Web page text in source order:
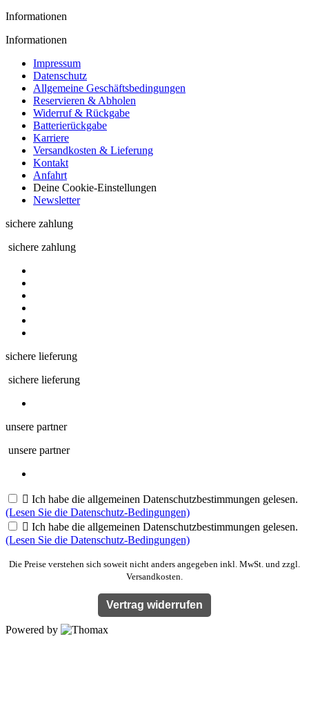
Informationen
Informationen
Impressum
Datenschutz
Allgemeine Geschäftsbedingungen
Reservieren & Abholen
Widerruf & Rückgabe
Batterierückgabe
Karriere
Versandkosten & Lieferung
Kontakt
Anfahrt
Deine Cookie-Einstellungen
Newsletter
sichere zahlung
sichere zahlung
sichere lieferung
sichere lieferung
unsere partner
unsere partner
 Ich habe die allgemeinen Datenschutzbestimmungen gelesen.
(Lesen Sie die Datenschutz-Bedingungen)
 Ich habe die allgemeinen Datenschutzbestimmungen gelesen.
(Lesen Sie die Datenschutz-Bedingungen)
Die Preise verstehen sich soweit nicht anders angegeben inkl. MwSt. und zzgl.
Versandkosten.
Vertrag widerrufen
Powered by